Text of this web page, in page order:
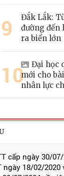
9
Đắk Lắk:
đường
ra biển lớn
10
Đại học
mới cho
nhân lực
cấp ngày 30/
18/02/2020